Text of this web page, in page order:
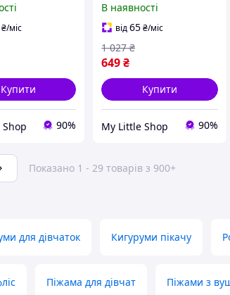
₴/міс
Купити
90%
В наявності
від65₴/міс
649₴
1 027 ₴
Купити
My Little Shop 90%
Показано 1 - 29 товарів з 900+
для дівчаток Кигуруми пікачу
Піжама для дівчат Піжами з